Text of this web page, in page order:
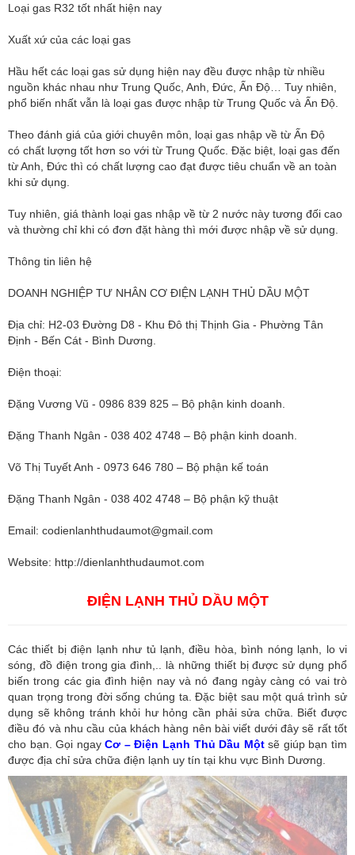
Loại gas R32 tốt nhất hiện nay
Xuất xứ của các loại gas
Hầu hết các loại gas sử dụng hiện nay đều được nhập từ nhiều
nguồn khác nhau như Trung Quốc, Anh, Đức, Ấn Độ… Tuy nhiên,
phổ biến nhất vẫn là loại gas được nhập từ Trung Quốc và Ấn Độ.
Theo đánh giá của giới chuyên môn, loại gas nhập về từ Ấn Độ
có chất lượng tốt hơn so với từ Trung Quốc. Đặc biệt, loại gas đến
từ Anh, Đức thì có chất lượng cao đạt được tiêu chuẩn về an toàn
khi sử dụng.
Tuy nhiên, giá thành loại gas nhập về từ 2 nước này tương đối cao
và thường chỉ khi có đơn đặt hàng thì mới được nhập về sử dụng.
Thông tin liên hệ
DOANH NGHIỆP TƯ NHÂN CƠ ĐIỆN LẠNH THỦ DẦU MỘT
Địa chỉ: H2-03 Đường D8 - Khu Đô thị Thịnh Gia - Phường Tân
Định - Bến Cát - Bình Dương.
Điện thoại:
Đặng Vương Vũ - 0986 839 825 – Bộ phận kinh doanh.
Đặng Thanh Ngân - 038 402 4748 – Bộ phận kinh doanh.
Võ Thị Tuyết Anh - 0973 646 780 – Bộ phận kế toán
Đặng Thanh Ngân - 038 402 4748 – Bộ phận kỹ thuật
Email: codienlanhthudaumot@gmail.com
Website: http://dienlanhthudaumot.com
ĐIỆN LẠNH THỦ DẦU MỘT
Các thiết bị điện lạnh như tủ lạnh, điều hòa, bình nóng lạnh, lo vi
sóng, đồ điện trong gia đình,.. là những thiết bị được sử dụng phổ
biến trong các gia đình hiện nay và nó đang ngày càng có vai trò
quan trọng trong đời sống chúng ta. Đặc biệt sau một quá trình sử
dụng sẽ không tránh khỏi hư hỏng cần phải sửa chữa. Biết được
điều đó và nhu cầu của khách hàng nên bài viết dưới đây sẽ rất tốt
cho bạn. Gọi ngayCơ – Điện Lạnh Thủ Dầu Một sẽ giúp bạn tìm
được địa chỉ sửa chữa điện lạnh uy tín tại khu vực Bình Dương.